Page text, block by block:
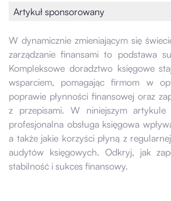
Artykuł sponsorowany
W dynamicznie zmieniającym się
zarządzanie finansami to podstawa
Kompleksowe doradztwo księgowe
wsparciem, pomagając firmom w
poprawie płynności finansowej oraz
z przepisami. W niniejszym
profesjonalna obsługa księgowa
a także jakie korzyści płyną z
audytów księgowych. Odkryj, jak
stabilność i sukces finansowy.